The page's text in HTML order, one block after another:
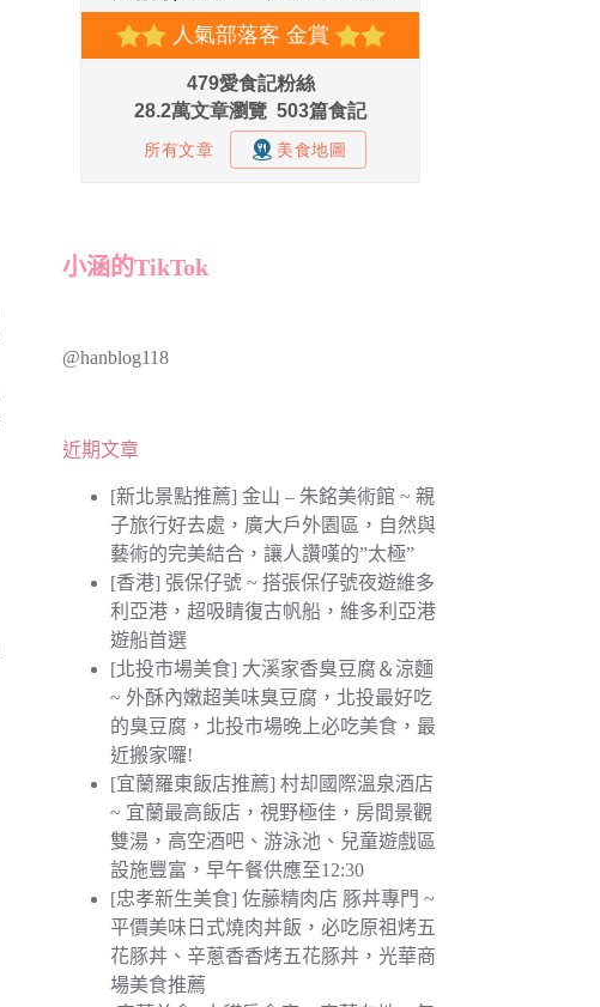
小涵的TikTok
@hanblog118
近期文章
[新北景點推薦] 金山 – 朱銘美術館 ~ 親
子旅行好去處，廣大戶外園區，自然與
藝術的完美結合，讓人讚嘆的”太極”
[香港] 張保仔號 ~ 搭張保仔號夜遊維多
利亞港，超吸睛復古帆船，維多利亞港
遊船首選
[北投市場美食] 大溪家香臭豆腐＆涼麵
~ 外酥內嫩超美味臭豆腐，北投最好吃
的臭豆腐，北投市場晚上必吃美食，最
近搬家囉!
[宜蘭羅東飯店推薦] 村却國際溫泉酒店
~ 宜蘭最高飯店，視野極佳，房間景觀
雙湯，高空酒吧、游泳池、兒童遊戲區
設施豐富，早午餐供應至12:30
[忠孝新生美食] 佐藤精肉店 豚丼專門 ~
平價美味日式燒肉丼飯，必吃原祖烤五
花豚丼、辛蔥香香烤五花豚丼，光華商
場美食推薦